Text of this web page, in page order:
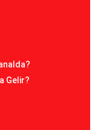
Gelir?